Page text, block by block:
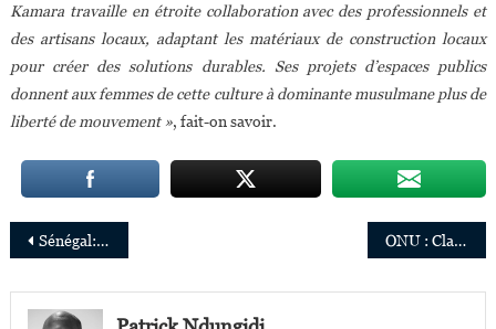
Kamara travaille en étroite collaboration avec des professionnels et
des artisans locaux, adaptant les matériaux de construction locaux
pour créer des solutions durables. Ses projets d’espaces publics
donnent aux femmes de cette culture à dominante musulmane plus de
liberté de mouvement », fait-on savoir.
Navigation
de
Sénégal: Marianne S. Tall, 31 ans, l’ingénieure qui a dirigé les travaux construction de la Mosquée Massalikoul Djinane ONU : Clarisse Iribagiza et Patricia Zoundi Yao parmi les 7« eTrade for Women Advocates » du CNUCED